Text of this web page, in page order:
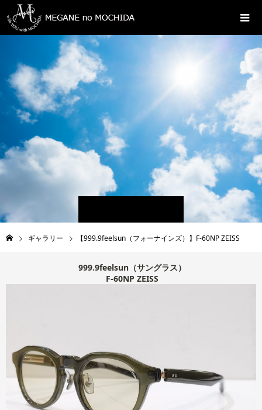
ギャラリー 【999.9feelsun（フォーナインズ）】F-60NP ZEISS
999.9feelsun（サングラス）
F-60NP ZEISS